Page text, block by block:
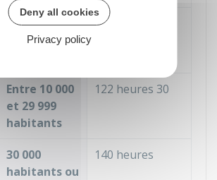
Moins de
10 000
70 heures
Entre 10 000
et 29 999
habitants
122 heures 30
30 000
habitants ou
140 heures
Deny all cookies
Privacy policy